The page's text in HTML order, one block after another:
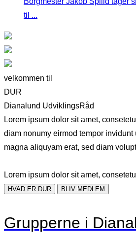
til ...
velkommen til
DUR
Dianalund UdviklingsRåd
Lorem ipsum dolor sit amet,
diam nonumy eirmod tempor invidunt
magna aliquyam erat, sed diam
Lorem ipsum dolor sit amet,
HVAD ER DUR BLIV MEDLEM
Grupperne i